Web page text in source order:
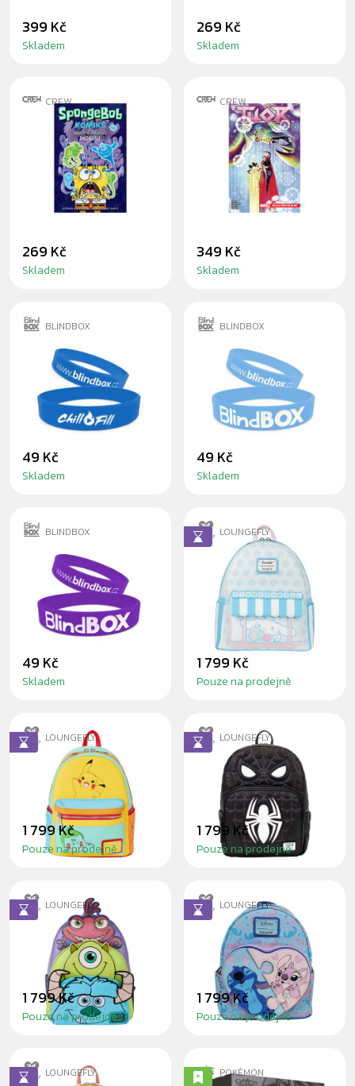
399 Kč
Skladem
269 Kč
Skladem
CREW
KOMIKS
SPONGEBOB 3:
PŘÍBĚHY ZE
ZAKLETÉHO
ANANASU
269 Kč
Skladem
CREW
KOMIKS THOR 2:
VÁLKA ŘÍŠÍ SE
BLÍŽÍ
349 Kč
Skladem
BLINDBOX
SILIKONOVÝ
NÁRAMEK CHILL
FILL - MODRÝ
49 Kč
Skladem
BLINDBOX
SILIKONOVÝ
NÁRAMEK
PREMIUM -
SVĚTLE MODRÝ
49 Kč
Skladem
BLINDBOX
SILIKONOVÝ
NÁRAMEK
PRÉMIUM -
FIALOVÝ
49 Kč
Skladem
LOUNGEFLY
CINNAMOROLL
MINI BATOH
1 799 Kč
Pouze na prodejně
LOUNGEFLY
POKÉMON MINI
BATOH
1 799 Kč
Pouze na prodejně
LOUNGEFLY
SPIDER-MAN MINI
BATOH
1 799 Kč
Pouze na prodejně
LOUNGEFLY
MIKE & SULLEY
MINI BATOH
1 799 Kč
Pouze na prodejně
LOUNGEFLY
STITCH & ANGEL
MINI BATOH
1 799 Kč
Pouze na prodejně
LOUNGEFLY POKÉMON